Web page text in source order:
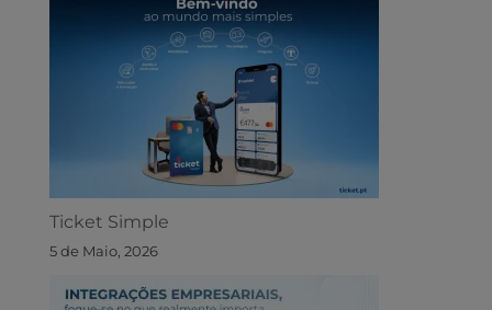
Ticket Simple
5 de Maio, 2026